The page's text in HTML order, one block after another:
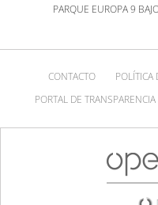
PARQUE EUROPA 9
CONTACTO POLÍTICA
PORTAL DE TRANSPARENCIA